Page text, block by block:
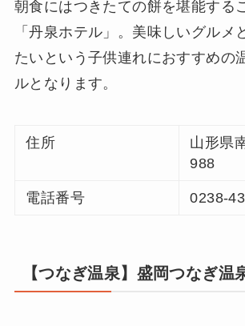
朝食にはつきたての餅を堪能する
「丹泉ホテル」。美味しいグルメ
たいという子供連れにおすすめの
ルとなります。
住所
山形県
988
電話番号 0238-
【つなぎ温泉】盛岡つなぎ温